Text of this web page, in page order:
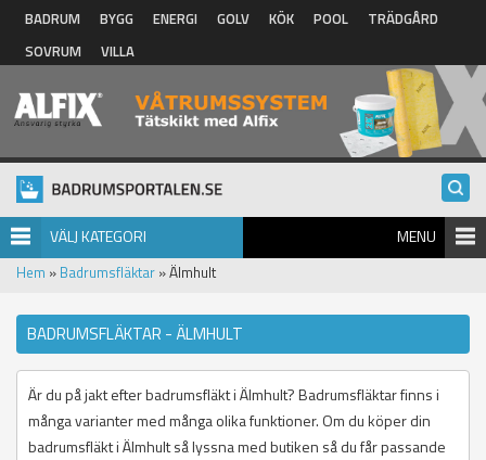
Hoppa till huvudinnehåll
BADRUM BYGG ENERGI GOLV KÖK POOL
TRÄDGÅRD
SOVRUM
VILLA
VÄLJ KATEGORI MENU
Hem » Badrumsfläktar » Älmhult
BADRUMSFLÄKTAR - ÄLMHULT
Är du på jakt efter badrumsfläkt i Älmhult? Badrumsfläktar finns i
många varianter med många olika funktioner. Om du köper din
badrumsfläkt i Älmhult så lyssna med butiken så du får passande